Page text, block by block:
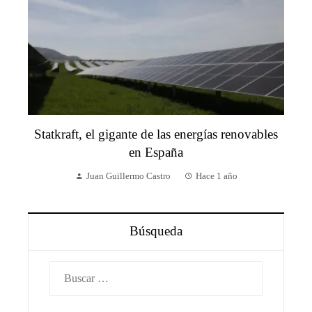
Statkraft, el gigante de las energías renovables
en España
Juan Guillermo Castro Hace 1 año
Búsqueda